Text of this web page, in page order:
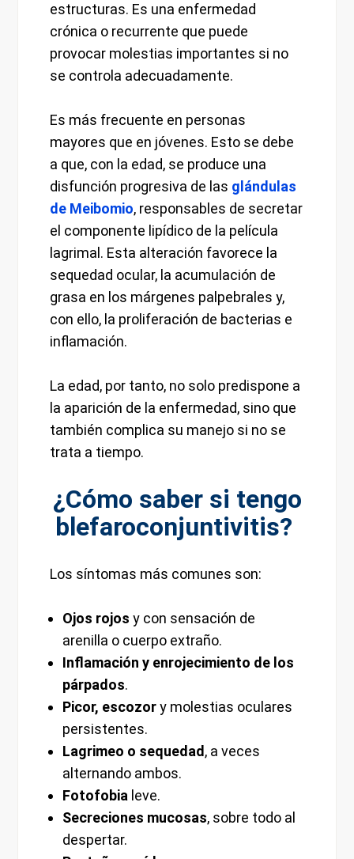
estructuras. Es una enfermedad
crónica o recurrente que puede
provocar molestias importantes si no
se controla adecuadamente.
Es más frecuente en personas
mayores que en jóvenes. Esto se debe
a que, con la edad, se produce una
disfunción progresiva de las glándulas
de Meibomio, responsables de secretar
el componente lipídico de la película
lagrimal. Esta alteración favorece la
sequedad ocular, la acumulación de
grasa en los márgenes palpebrales y,
con ello, la proliferación de bacterias e
inflamación.
La edad, por tanto, no solo predispone a
la aparición de la enfermedad, sino que
también complica su manejo si no se
trata a tiempo.
¿Cómo saber si tengo
blefaroconjuntivitis?
Los síntomas más comunes son:
Ojos rojos y con sensación de
arenilla o cuerpo extraño.
Inflamación y enrojecimiento de los
párpados.
Picor, escozory molestias oculares
persistentes.
Lagrimeo o sequedad , a veces
alternando ambos.
Fotofobia leve.
Secreciones mucosas, sobre todo al
despertar.